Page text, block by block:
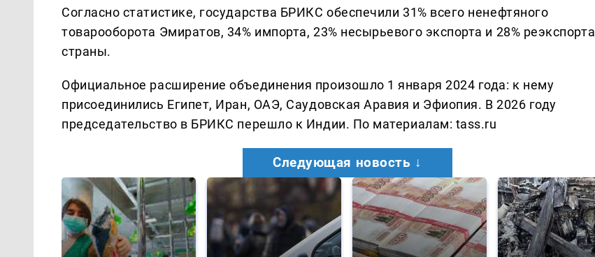
Согласно статистике, государства БРИКС обеспечили 31% всего ненефтяного
товарооборота Эмиратов, 34% импорта, 23% несырьевого экспорта и 28% реэкспорта
страны.
Официальное расширение объединения произошло 1 января 2024 года: к нему
присоединились Египет, Иран, ОАЭ, Саудовская Аравия и Эфиопия. В 2026 году
председательство в БРИКС перешло к Индии. По материалам: tass.ru
Следующая новость ↓